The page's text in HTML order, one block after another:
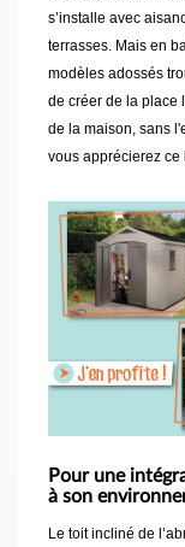
s’installe avec
terrasses. Mais en
modèles adossés
de créer de la place
de la maison, sans
vous apprécierez
Pour une
à son
Le toit incliné de